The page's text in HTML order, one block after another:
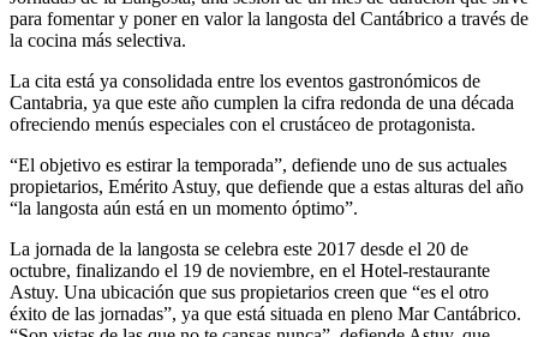
para fomentar y poner en valor la langosta del Cantábrico a través de
la cocina más selectiva.
La cita está ya consolidada entre los eventos gastronómicos de
Cantabria, ya que este año cumplen la cifra redonda de una década
ofreciendo menús especiales con el crustáceo de protagonista.
“El objetivo es estirar la temporada”, defiende uno de sus actuales
propietarios, Emérito Astuy, que defiende que a estas alturas del año
“la langosta aún está en un momento óptimo”.
La jornada de la langosta se celebra este 2017 desde el 20 de
octubre, finalizando el 19 de noviembre, en el Hotel-restaurante
Astuy. Una ubicación que sus propietarios creen que “es el otro
éxito de las jornadas”, ya que está situada en pleno Mar Cantábrico.